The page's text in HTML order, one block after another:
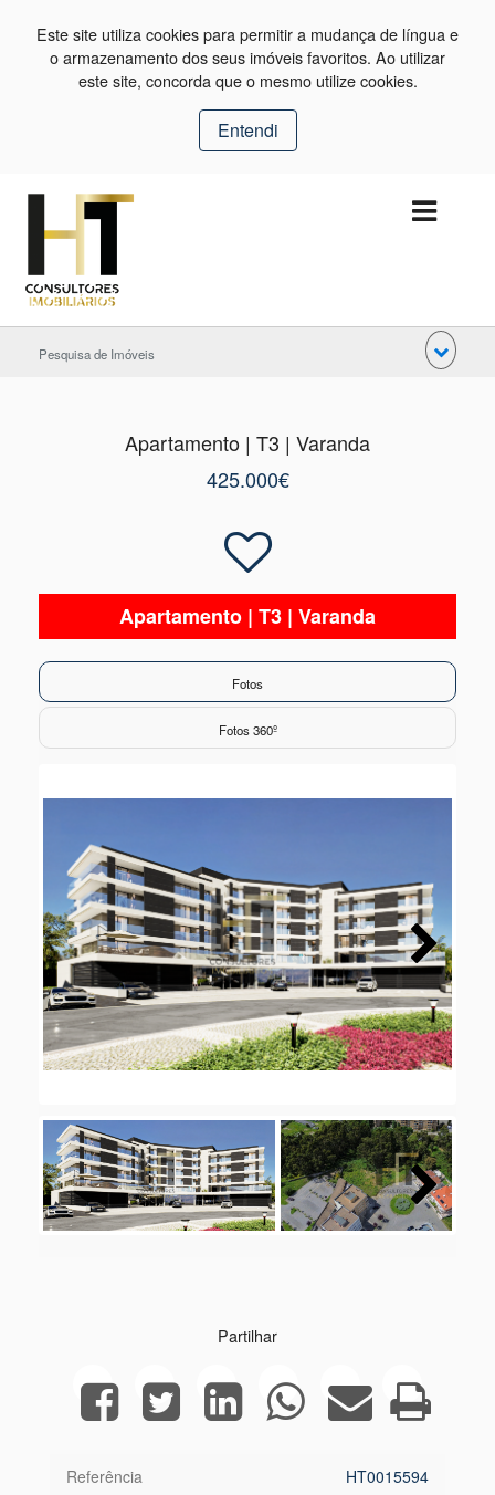
Este site utiliza cookies para permitir a mudança de língua e
o armazenamento dos seus imóveis favoritos. Ao utilizar
este site, concorda que o mesmo utilize cookies.
Entendi
Pesquisa de Imóveis
Apartamento | T3 | Varanda
425.000€
Apartamento | T3 | Varanda
Fotos
Fotos 360º
Next
Next
Partilhar
Referência
HT0015594